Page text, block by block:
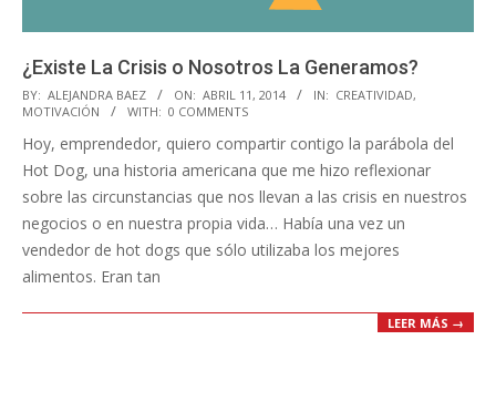
¿Existe La Crisis o Nosotros La Generamos?
2014-
04-
11
BY: ALEJANDRA BAEZ ON: ABRIL 11, 2014 IN: CREATIVIDAD,
MOTIVACIÓN
WITH: 0 COMMENTS
Hoy, emprendedor, quiero compartir contigo la parábola del
Hot Dog, una historia americana que me hizo reflexionar
sobre las circunstancias que nos llevan a las crisis en nuestros
negocios o en nuestra propia vida… Había una vez un
vendedor de hot dogs que sólo utilizaba los mejores
alimentos. Eran tan
LEER MÁS →